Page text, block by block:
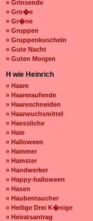
» Grinsende
» Gro�e
» Gr�ne
» Gruppen
» Gruppenkuscheln
» Gute Nacht
» Guten Morgen
H wie Heinrich
» Haare
» Haareraufende
» Haareschneiden
» Haarwuchsmittel
» Haessliche
» Haie
» Halloween
» Hammer
» Hamster
» Handwerker
» Happy-halloween
» Hasen
» Haubentaucher
» Heilige Drei K�nige
» Heiratsantrag